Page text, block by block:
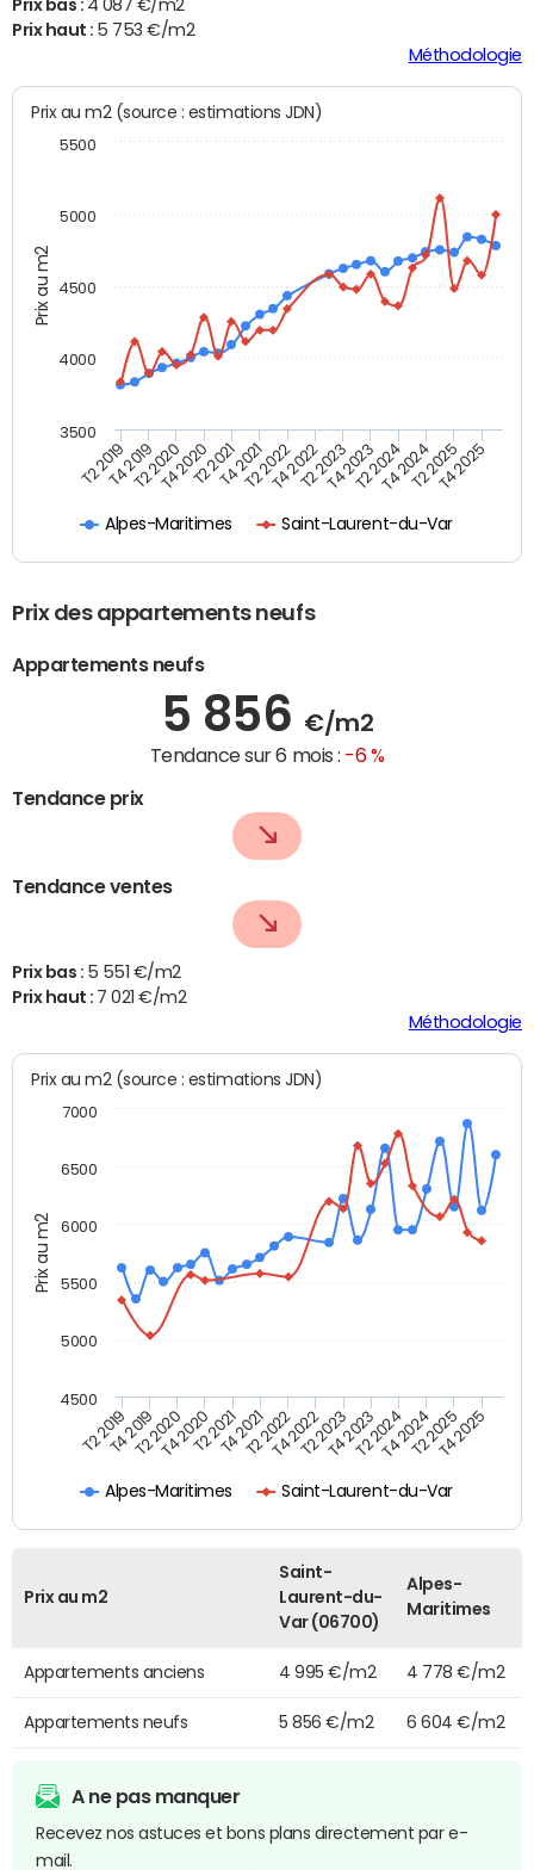
Prix bas : 4 087 €/m2
Prix haut : 5 753 €/m2
Méthodologie
Prix au m2
Prix au m2 (source : estimations JDN)
Alpes-Maritimes Saint-Laurent-du-Var
T2 2019T4 2019T2 2020T4 2020T2 2021T4 2021T2 2022T4 2022T2 2023T4 2023T2 2024T4 2024T2 2025T4 2025
3500
4000
4500
5000
5500
Prix des appartements neufs
Appartements neufs
5 856 €/m2
Tendance sur 6 mois : -6 %
Tendance prix
Tendance ventes
Prix bas : 5 551 €/m2
Prix haut : 7 021 €/m2
Méthodologie
Prix au m2
Prix au m2 (source : estimations JDN)
Alpes-Maritimes Saint-Laurent-du-Var
T2 2019T4 2019T2 2020T4 2020T2 2021T4 2021T2 2022T4 2022T2 2023T4 2023T2 2024T4 2024T2 2025T4 2025
4500
5000
5500
6000
6500
7000
Prix au m2
Saint-
Laurent-du-
Var (06700)
Alpes-
Maritimes
Appartements anciens 4 995 €/m2 4 778 €/m2
Appartements neufs 5 856 €/m2 6 604 €/m2
A ne pas manquer
Recevez nos astuces et bons plans directement par e-
mail.